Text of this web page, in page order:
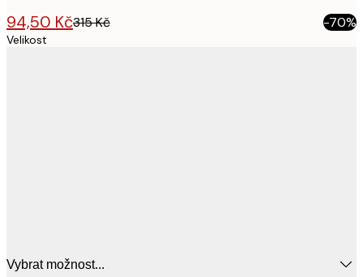
94,50 Kč315 Kč -70%
Velikost
Vybrat možnost...